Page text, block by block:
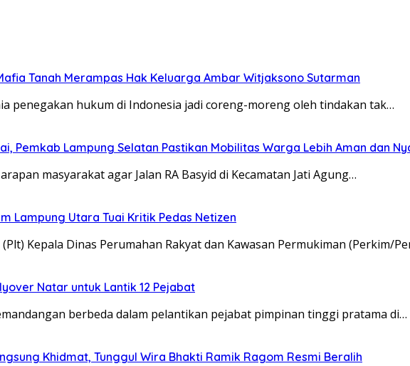
Tanah Merampas Hak Keluarga Ambar Witjaksono Sutarman
penegakan hukum di Indonesia jadi coreng-moreng oleh tindakan tak…
Pemkab Lampung Selatan Pastikan Mobilitas Warga Lebih Aman dan
masyarakat agar Jalan RA Basyid di Kecamatan Jati Agung…
Lampung Utara Tuai Kritik Pedas Netizen
(Plt) Kepala Dinas Perumahan Rakyat dan Kawasan Permukiman (Perkim/
Natar untuk Lantik 12 Pejabat
berbeda dalam pelantikan pejabat pimpinan tinggi pratama di…
Khidmat, Tunggul Wira Bhakti Ramik Ragom Resmi Beralih